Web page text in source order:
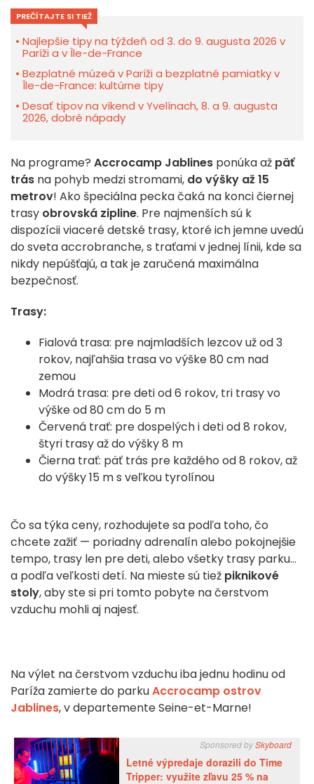
PREČÍTAJTE SI TIEŽ
Najlepšie tipy na týždeň od 3. do 9. augusta 2026 v
Paríži a v Île-de-France
Bezplatné múzeá v Paríži a bezplatné pamiatky v
Île-de-France: kultúrne tipy
Desať tipov na víkend v Yvelínach, 8. a 9. augusta
2026, dobré nápady
Na programe? Accrocamp Jablines ponúka až päť
trás na pohyb medzi stromami, do výšky až 15
metrov! Ako špeciálna pecka čaká na konci čiernej
trasy obrovská zipline. Pre najmenších sú k
dispozícii viaceré detské trasy, ktoré ich jemne uvedú
do sveta accrobranche, s traťami v jednej línii, kde sa
nikdy nepúšťajú, a tak je zaručená maximálna
bezpečnosť.
Trasy:
Fialová trasa: pre najmladších lezcov už od 3
rokov, najľahšia trasa vo výške 80 cm nad
zemou
Modrá trasa: pre deti od 6 rokov, tri trasy vo
výške od 80 cm do 5 m
Červená trať: pre dospelých i deti od 8 rokov,
štyri trasy až do výšky 8 m
Čierna trať: päť trás pre každého od 8 rokov, až
do výšky 15 m s veľkou tyrolínou
Čo sa týka ceny, rozhodujete sa podľa toho, čo
chcete zažiť — poriadny adrenalín alebo pokojnejšie
tempo, trasy len pre deti, alebo všetky trasy parku...
a podľa veľkosti detí. Na mieste sú tiež piknikové
stoly, aby ste si pri tomto pobyte na čerstvom
vzduchu mohli aj najesť.
Na výlet na čerstvom vzduchu iba jednu hodinu od
Paríža zamierte do parkuAccrocamp ostrov
Jablines, v departemente Seine-et-Marne!